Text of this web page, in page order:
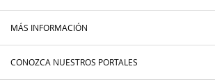
MÁS INFORMACIÓN
CONOZCA NUESTROS PORTALES